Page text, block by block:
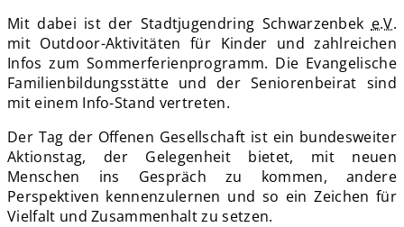
Mit dabei ist der Stadtjugendring Schwarzenbek e.V.
mit Outdoor-Aktivitäten für Kinder und zahlreichen
Infos zum Sommerferienprogramm. Die Evangelische
Familienbildungsstätte und der Seniorenbeirat sind
mit einem Info-Stand vertreten.
Der Tag der Offenen Gesellschaft ist ein bundesweiter
Aktionstag, der Gelegenheit bietet, mit neuen
Menschen ins Gespräch zu kommen, andere
Perspektiven kennenzulernen und so ein Zeichen für
Vielfalt und Zusammenhalt zu setzen.